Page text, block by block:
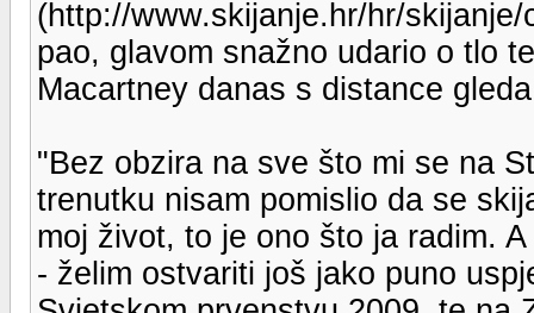
(http://www.skijanje.hr/hr/
pao, glavom snažno udario o tlo
Macartney danas s distance
"Bez obzira na sve što mi se na
trenutku nisam pomislio da se
moj život, to je ono što ja radim.
- želim ostvariti još jako puno